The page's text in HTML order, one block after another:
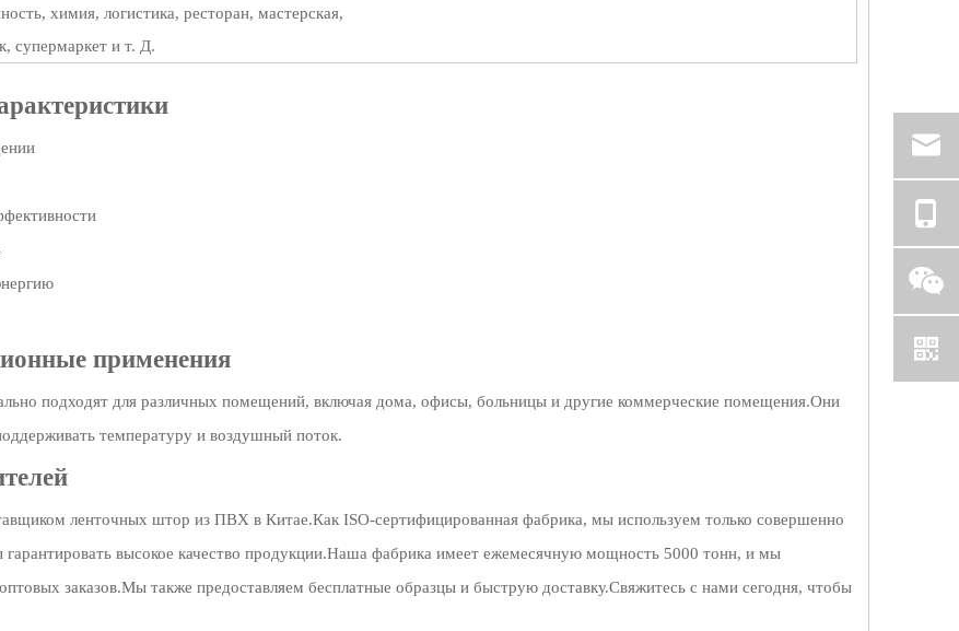
химия, логистика, ресторан, мастерская,
супермаркет и т. Д.
применения
подходят для различных помещений, включая дома, офисы, больницы и другие коммерческие помещения.Они
температуру и воздушный поток.
ленточных штор из ПВХ в Китае.Как ISO-сертифицированная фабрика, мы используем только совершенно
высокое качество продукции.Наша фабрика имеет ежемесячную мощность 5000 тонн, и мы
заказов.Мы также предоставляем бесплатные образцы и быструю доставку.Свяжитесь с нами сегодня, чтобы